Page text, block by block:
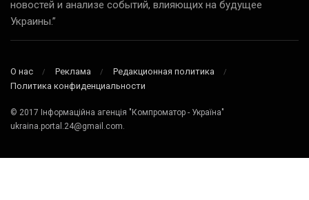
новостей и анализе событий, влияющих на будущее
Украины.”
О нас Реклама
Редакционная политика
Политика конфиденциальности
© 2017 Інформаційна агенція "Компроматор - Україна"
ukraina.portal.24@gmail.com.